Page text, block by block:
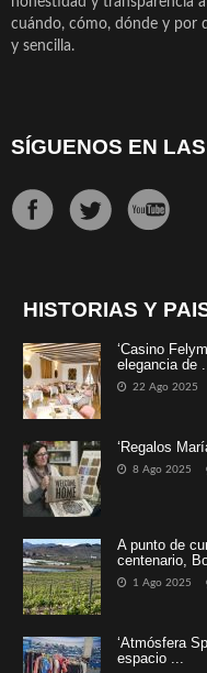
cuándo, cómo, dónde y por
y sencilla.
SÍGUENOS EN
HISTORIAS Y
‘Casino
elegancia de ...
22 Ago 2025
‘Regalos
8 Ago 2025
A punto de
centenario,
1 Ago 2025
‘Atmósfera
espacio ...